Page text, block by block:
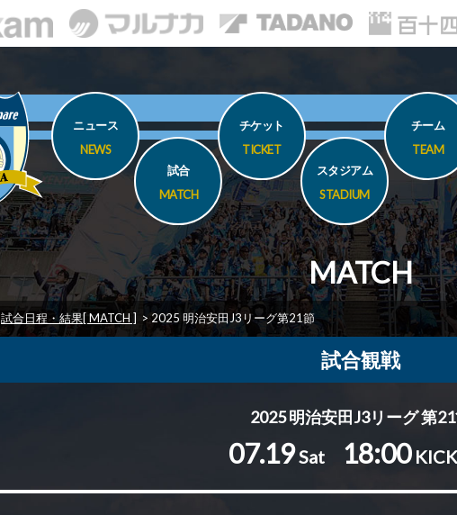
ニュース
NEWS
試合
MATCH
チケット
TICKET
スタジアム
STADIUM
チーム
TEAM
MATCH
試合日程・結果[ MATCH ] > 2025 明治安田J3リーグ第21節
試合観戦
2025 明治安田J3リーグ 第
07.19Sat 18:00